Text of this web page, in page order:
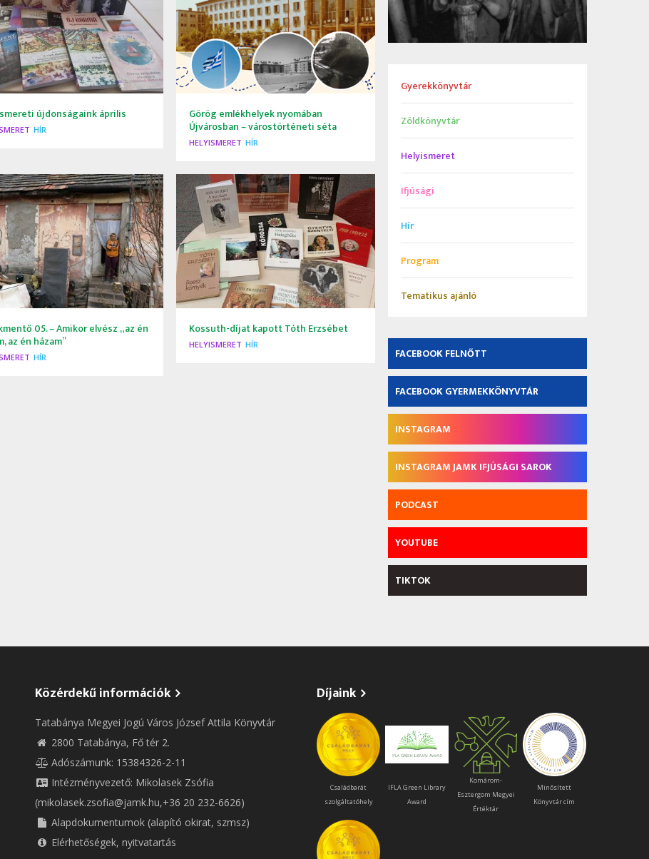
újdonságaink április
HÍR
Görög emlékhelyek nyomában
Újvárosban – várostörténeti séta
HELYISMERET HÍR
05. – Amikor elvész „az én
az én házam”
HÍR
Kossuth-díjat kapott Tóth Erzsébet
HELYISMERET HÍR
Gyerekkönyvtár
Zöldkönyvtár
Helyismeret
Ifjúsági
Hír
Program
Tematikus ajánló
FACEBOOK FELNŐTT
FACEBOOK GYERMEKKÖNYVTÁR
INSTAGRAM
INSTAGRAM JAMK IFJÚSÁGI SAROK
PODCAST
YOUTUBE
TIKTOK
Közérdekű információk
Tatabánya Megyei Jogú Város József Attila Könyvtár
2800 Tatabánya, Fő tér 2.
Adószámunk: 15384326-2-11
Intézményvezető: Mikolasek Zsófia
(mikolasek.zsofia@jamk.hu,+36 20 232-6626)
Alapdokumentumok (alapító okirat, szmsz)
Elérhetőségek, nyitvatartás
Díjaink
Családbarát
szolgáltatóhely
IFLA Green Library
Award
Komárom-
Esztergom Megyei
Értéktár
Minősített
Könyvtár cím